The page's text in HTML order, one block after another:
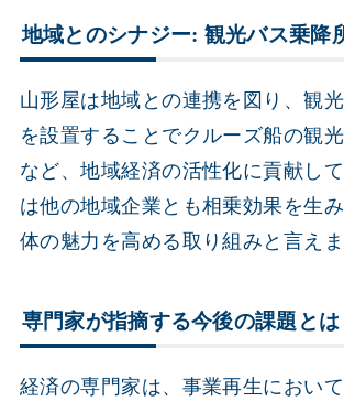
地域とのシナジー: 観光バス乗降
山形屋は地域との連携を図り、観
を設置することでクルーズ船の観
など、地域経済の活性化に貢献し
は他の地域企業とも相乗効果を生
体の魅力を高める取り組みと言えま
専門家が指摘する今後の課題とは
経済の専門家は、事業再生におい